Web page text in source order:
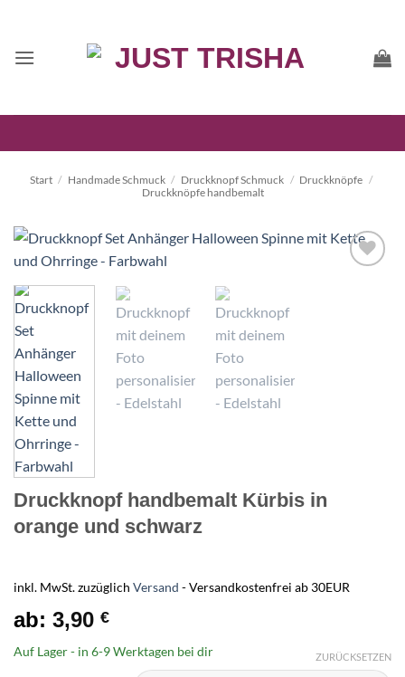
springen
Start / Handmade Schmuck / Druckknopf Schmuck / Druckknöpfe /
Druckknöpfe handbemalt
Druckknopf handbemalt Kürbis in
orange und schwarz
inkl. MwSt.zuzüglich Versand - Versandkostenfrei ab 30EUR
ab: 3,90 €
Auf Lager - in 6-9 Werktagen bei dir ZURÜCKSETZEN